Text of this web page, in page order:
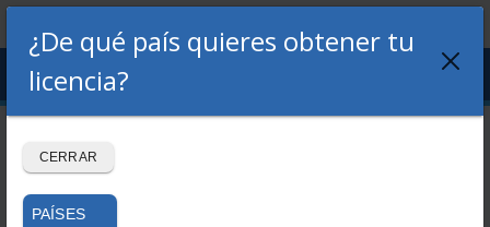
LOGIN REGISTRO
Menu
Libro permiso E +
Premium 180 días
¿De qué país quieres obtener tu
licencia?
CERRAR
PAÍSES